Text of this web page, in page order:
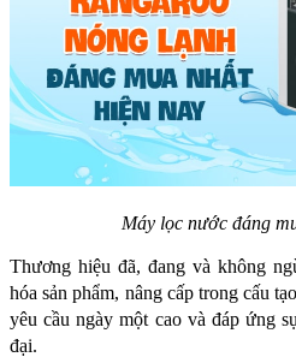
Máy lọc nước đáng
Thương hiệu đã, đang và không
hóa sản phẩm, nâng cấp trong cấu
yêu cầu ngày một cao và đáp ứng
đại.